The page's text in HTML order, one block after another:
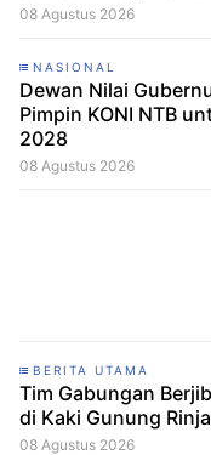
08 Agustus 2026
NASIONAL
Dewan Nilai
Pimpin KONI NTB
2028
08 Agustus 2026
BERITA UTAMA
Tim Gabungan
di Kaki Gunung
08 Agustus 2026